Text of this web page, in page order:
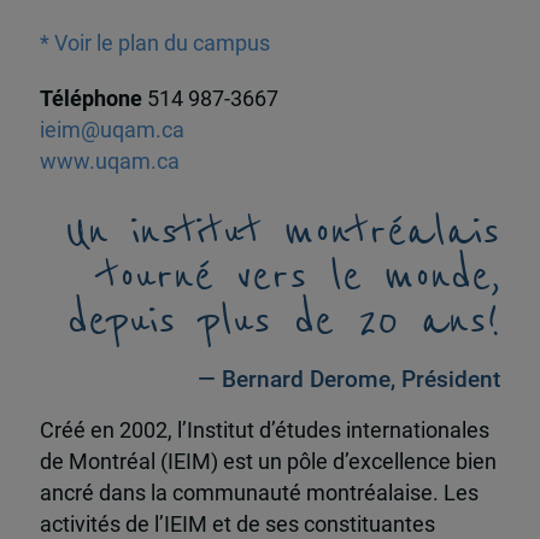
* Voir le plan du campus
Téléphone 514 987-3667
ieim@uqam.ca
www.uqam.ca
Un institut montréalais
tourné vers le monde,
depuis plus de 20 ans!
— Bernard Derome, Président
Créé en 2002, l’Institut d’études internationales
de Montréal (IEIM) est un pôle d’excellence bien
ancré dans la communauté montréalaise. Les
activités de l’IEIM et de ses constituantes